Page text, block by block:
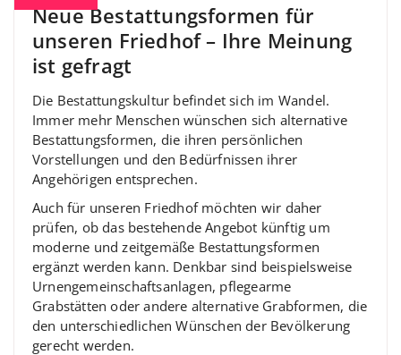
Neue Bestattungsformen für
unseren Friedhof – Ihre Meinung
ist gefragt
Die Bestattungskultur befindet sich im Wandel.
Immer mehr Menschen wünschen sich alternative
Bestattungsformen, die ihren persönlichen
Vorstellungen und den Bedürfnissen ihrer
Angehörigen entsprechen.
Auch für unseren Friedhof möchten wir daher
prüfen, ob das bestehende Angebot künftig um
moderne und zeitgemäße Bestattungsformen
ergänzt werden kann. Denkbar sind beispielsweise
Urnengemeinschaftsanlagen, pflegearme
Grabstätten oder andere alternative Grabformen, die
den unterschiedlichen Wünschen der Bevölkerung
gerecht werden.